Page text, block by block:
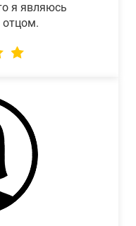
я являюсь
отцом.